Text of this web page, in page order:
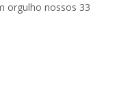
orgulho nossos 33